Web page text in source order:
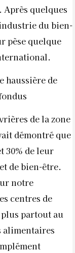
Après quelques
du bien-
pèse quelque
haussière de
de la zone
démontré que
30% de leur
de bien-être.
notre
centres de
partout au
alimentaires